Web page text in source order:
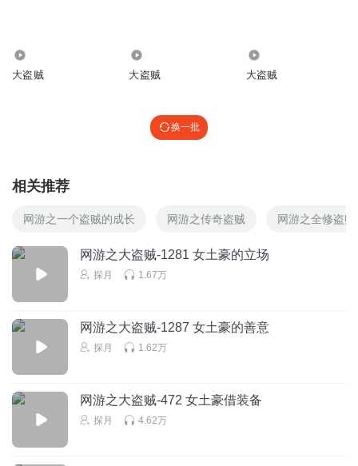
大盗贼 大盗贼 大盗贼
换一批
相关推荐
网游之一个盗贼的成长 网游之传奇盗贼 网游之全修盗贼
网游之大盗贼-1281 女土豪的立场
探月 1.67万
网游之大盗贼-1287 女土豪的善意
探月 1.62万
网游之大盗贼-472 女土豪借装备
探月 4.62万